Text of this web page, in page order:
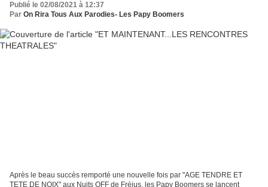
Publié le 02/08/2021 à 12:37
Par On Rira Tous Aux Parodies- Les Papy Boomers
Après le beau succès remporté une nouvelle fois par "AGE TENDRE ET
TETE DE NOIX" aux Nuits OFF de Fréjus, les Papy Boomers se lancent